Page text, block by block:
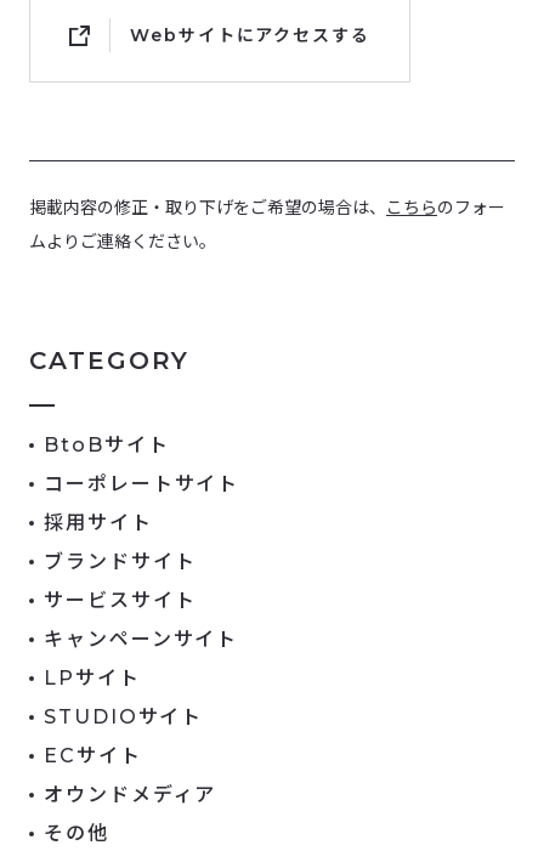
Webサイトにアクセスする
掲載内容の修正・取り下げをご希望の場合は、 こちらのフォー
ムよりご連絡ください。
CATEGORY
BtoBサイト
コーポレートサイト
採用サイト
ブランドサイト
サービスサイト
キャンペーンサイト
LPサイト
STUDIOサイト
ECサイト
オウンドメディア
その他